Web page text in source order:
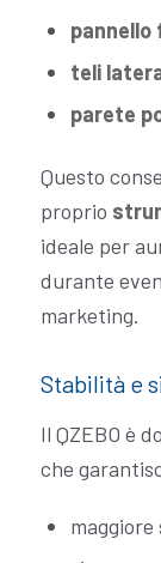
teli
parete
Questo
proprio
ideale per
durante
marketing.
Stabilità e
Il QZEBO è
che